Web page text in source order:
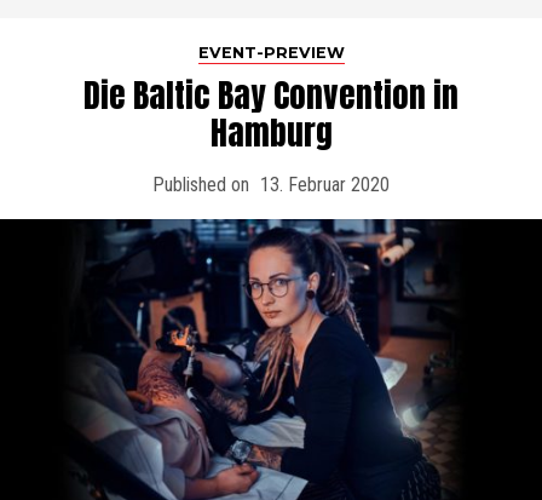
EVENT-PREVIEW
Die Baltic Bay Convention in
Hamburg
Published on 13. Februar 2020